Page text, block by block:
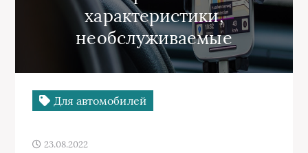
характеристики,
необслуживаемые
Для автомобилей
23.08.2022